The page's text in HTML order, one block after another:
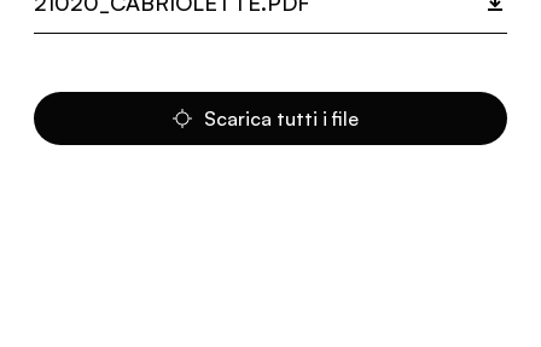
Scarica tutti i file